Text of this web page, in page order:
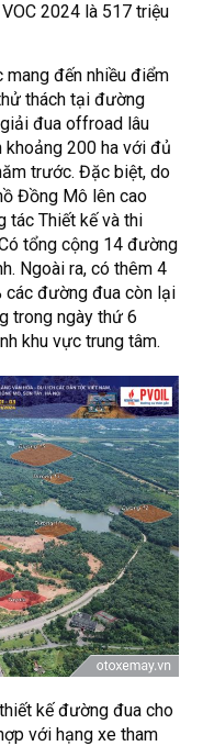
2024 là 517 triệu
mang đến nhiều điểm
thách tại đường
đua offroad lâu
khoảng 200 ha với đủ
trước. Đặc biệt, do
Đồng Mô lên cao
tác Thiết kế và thi
tổng cộng 14 đường
Ngoài ra, có thêm 4
các đường đua còn lại
trong ngày thứ 6
khu vực trung tâm.
kế đường đua cho
với hạng xe tham